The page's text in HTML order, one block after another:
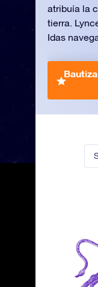
atribuía la
tierra.
Idas